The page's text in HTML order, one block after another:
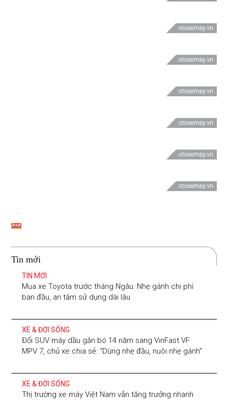
Tin mới
TIN MỚI
Mua xe Toyota trước tháng Ngâu: Nhẹ gánh chi phí
ban đầu, an tâm sử dụng dài lâu
XE & ĐỜI SỐNG
Đổi SUV máy dầu gắn bó 14 năm sang VinFast VF
MPV 7, chủ xe chia sẻ: “Dùng nhẹ đầu, nuôi nhẹ gánh”
XE & ĐỜI SỐNG
Thị trường xe máy Việt Nam vẫn tăng trưởng nhanh